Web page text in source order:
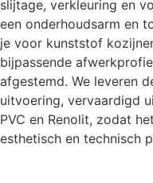
slijtage, verkleuring en
een onderhoudsarm en
je voor kunststof
bijpassende
afgestemd. We leveren
uitvoering, vervaardigd
PVC en Renolit, zodat
esthetisch en technisch